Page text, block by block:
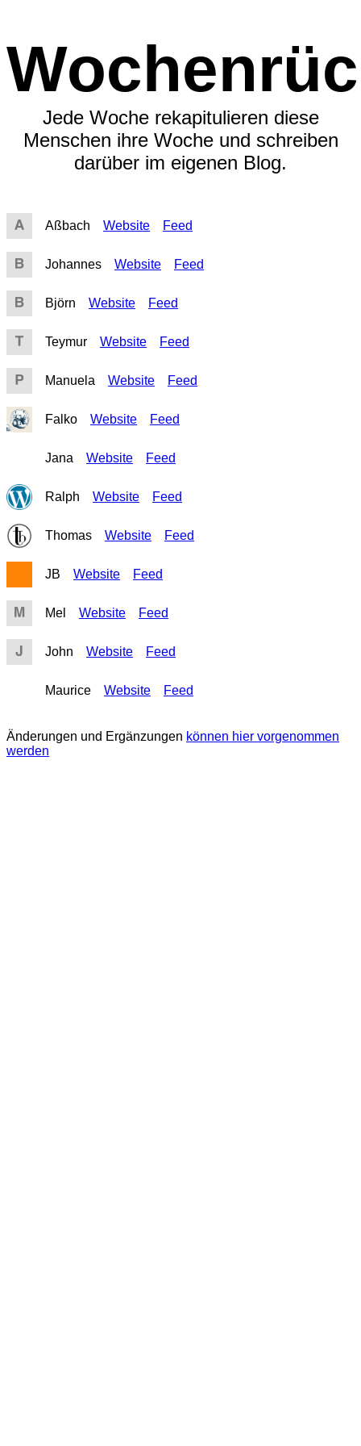
Jede Woche rekapitulieren diese
Menschen ihre Woche und schreiben
darüber im eigenen Blog.
Aßbach Website Feed
Johannes Website Feed
Björn Website Feed
Teymur Website Feed
Manuela Website Feed
Falko Website Feed
Jana Website Feed
Ralph Website Feed
Thomas Website Feed
JB Website Feed
Mel Website Feed
John Website Feed
Maurice Website Feed
Änderungen und Ergänzungen können hier vorgenommen
werden